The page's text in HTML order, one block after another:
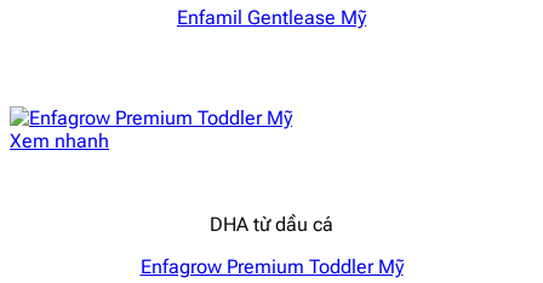
Enfamil Gentlease Mỹ
Xem nhanh
DHA từ dầu cá
Enfagrow Premium Toddler Mỹ